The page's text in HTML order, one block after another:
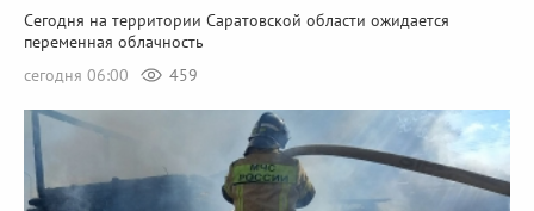
Сегодня на территории Саратовской области ожидается
переменная облачность
сегодня 06:00
459